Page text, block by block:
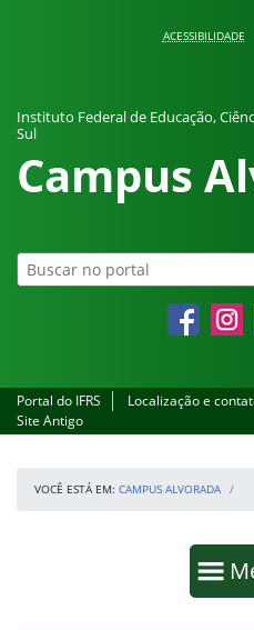
ACESSIBILIDADE
Instituto Federal de Educação,
Sul
Campus
Facebook
Portal do IFRS Localização e
Site Antigo
VOCÊ ESTÁ EM: CAMPUS ALVORADA